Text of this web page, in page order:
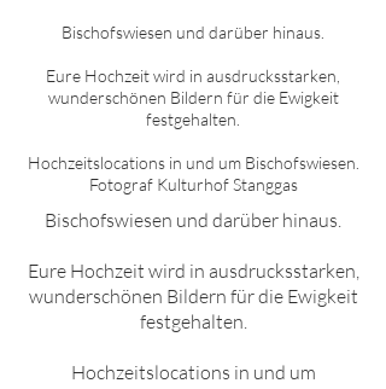
Bischofswiesen und darüber hinaus.
Eure Hochzeit wird in ausdrucksstarken,
wunderschönen Bildern für die Ewigkeit
festgehalten.
Hochzeitslocations in und um Bischofswiesen
Fotograf Kulturhof Stanggas
Bischofswiesen und darüber hinaus.
Eure Hochzeit wird in ausdrucksstarken,
wunderschönen Bildern für die Ewigkeit
festgehalten.
Hochzeitslocations in und um